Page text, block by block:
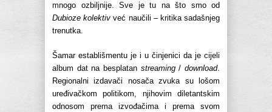
mnogo ozbiljnije. Sve je tu na što smo od
Dubioze kolektiv već naučili – kritika sadašnjeg
trenutka.
Šamar establišmentu je i u činjenici da je cijeli
album dat na besplatan streaming/download.
Regionalni izdavači nosača zvuka su lošom
uređivačkom politikom, njihovim diletantskim
odnosom prema izvođačima i prema svom